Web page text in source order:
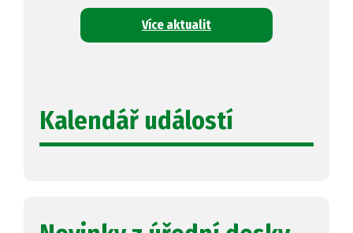
Více aktualit
Kalendář událostí